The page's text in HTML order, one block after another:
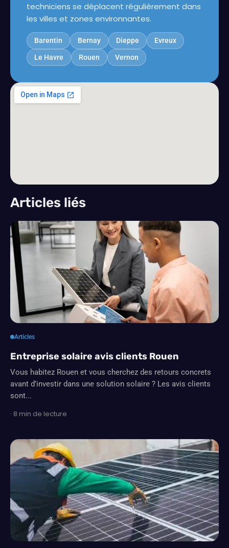
techniciens se déplacent régulièrement dans
les villes et zones environnantes.
Barentin Bernay Dieppe Evreux
Le Havre Rouen Vernon
Articles liés
Articles
Entreprise solaire avis clients Rouen
Vous habitez Rouen et vous cherchez des retours concrets
avant d’investir dans une solution solaire ? Les avis clients
sont...
· 8 min de lecture